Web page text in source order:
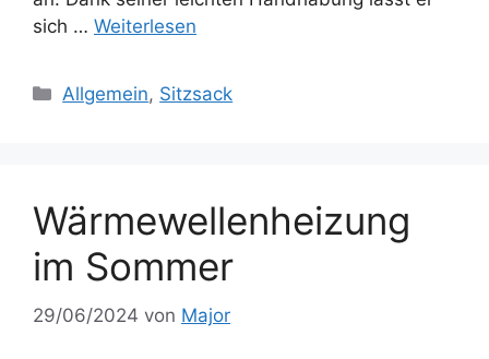
sich … Weiterlesen
Kategorien
Allgemein, Sitzsack
Wärmewellenheizung
im Sommer
29/06/2024 von Major